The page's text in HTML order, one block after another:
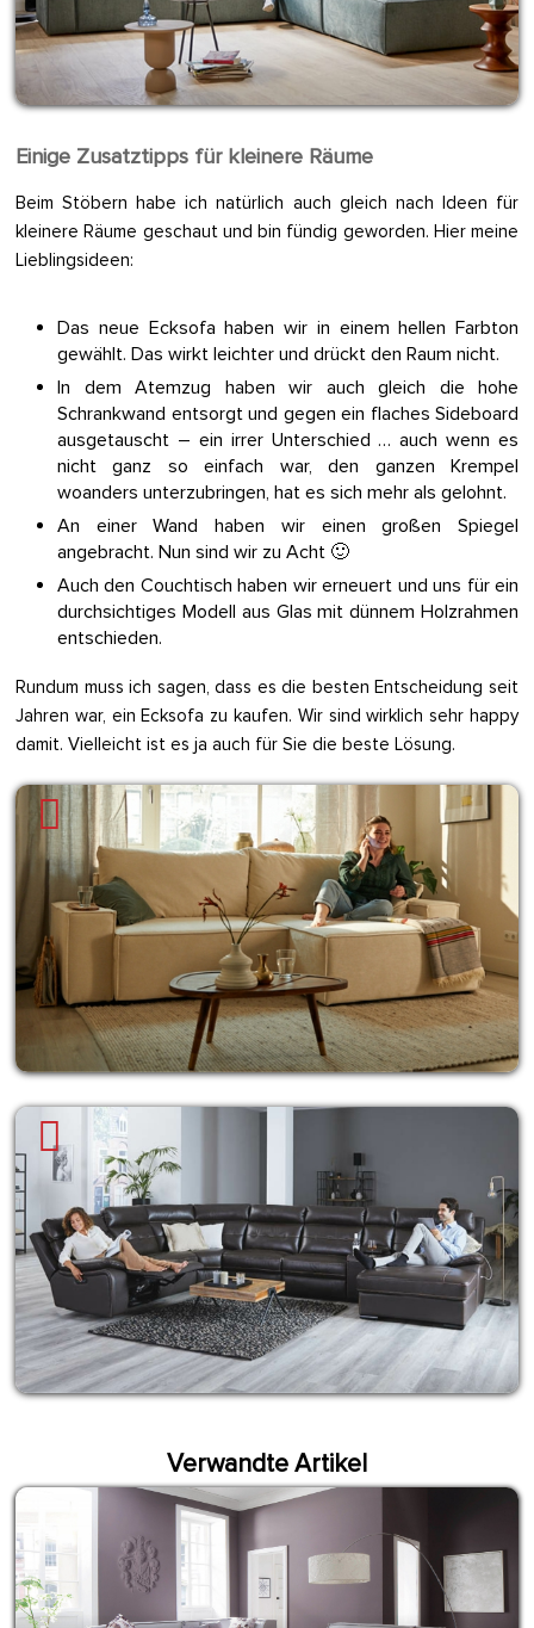
Einige Zusatztipps für kleinere Räume
Beim Stöbern habe ich natürlich auch gleich nach Ideen für
kleinere Räume geschaut und bin fündig geworden. Hier meine
Lieblingsideen:
Das neue Ecksofa haben wir in einem hellen Farbton
gewählt. Das wirkt leichter und drückt den Raum nicht.
In dem Atemzug haben wir auch gleich die hohe
Schrankwand entsorgt und gegen ein flaches Sideboard
ausgetauscht – ein irrer Unterschied … auch wenn es
nicht ganz so einfach war, den ganzen Krempel
woanders unterzubringen, hat es sich mehr als gelohnt.
An einer Wand haben wir einen großen Spiegel
angebracht. Nun sind wir zu Acht 🙂
Auch den Couchtisch haben wir erneuert und uns für ein
durchsichtiges Modell aus Glas mit dünnem Holzrahmen
entschieden.
Rundum muss ich sagen, dass es die besten Entscheidung seit
Jahren war, ein Ecksofa zu kaufen. Wir sind wirklich sehr happy
damit. Vielleicht ist es ja auch für Sie die beste Lösung.
Verwandte Artikel